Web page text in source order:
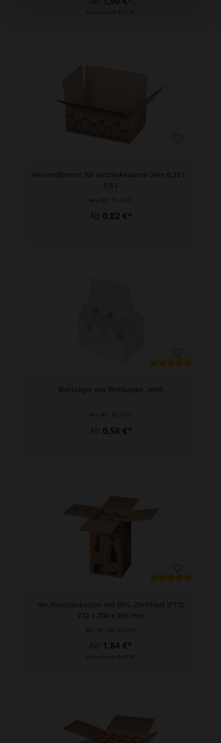
0,71 €*
Versandkarton für Getränkedosen 24er 0,33 l -
0,5 l
Art.-Nr.: BX.2476
Ab 0,82 €*
Bierträger aus Wellpappe, weiß
Art.-Nr.: BX.2410
Ab 0,58 €*
4er Flaschenkarton mit DHL-Zertifikat (PTZ)
212 x 204 x 368 mm
Art.-Nr.: BX.305-004
Ab 1,84 €*
0,71 €*